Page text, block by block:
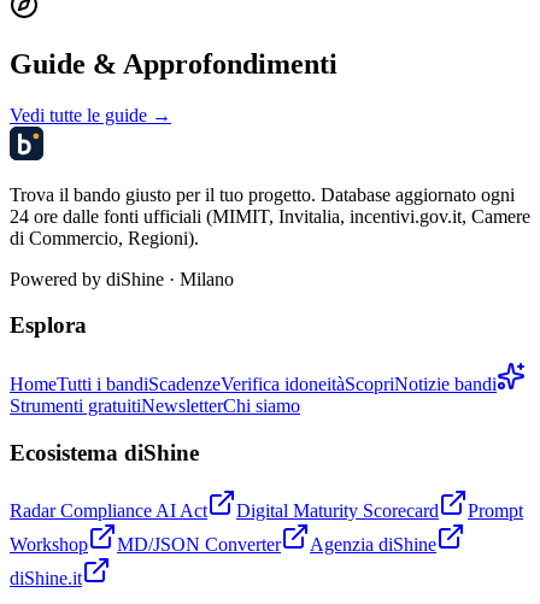
Guide & Approfondimenti
Vedi tutte le guide →
Trova il bando giusto per il tuo progetto. Database aggiornato ogni
24 ore dalle fonti ufficiali (MIMIT, Invitalia, incentivi.gov.it, Camere
di Commercio, Regioni).
Powered by diShine · Milano
Esplora
HomeTutti i bandiScadenzeVerifica idoneitàScopriNotizie bandi
Strumenti gratuitiNewsletterChi siamo
Ecosistema diShine
Radar Compliance AI Act Digital Maturity Scorecard
Prompt
Workshop
MD/JSON Converter
Agenzia diShine
diShine.it